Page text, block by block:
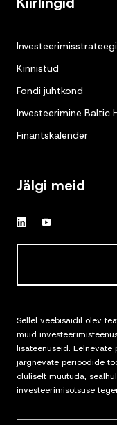
Kinnistud
Fondi juhtkond
Investeerimine Baltic
Finantskalender
Jälgi meid
Sellel veebisaidil olev
muid
lisateenuseid.
järgnevate perioodide
oluliselt muutuda,
investeerimisotsuse